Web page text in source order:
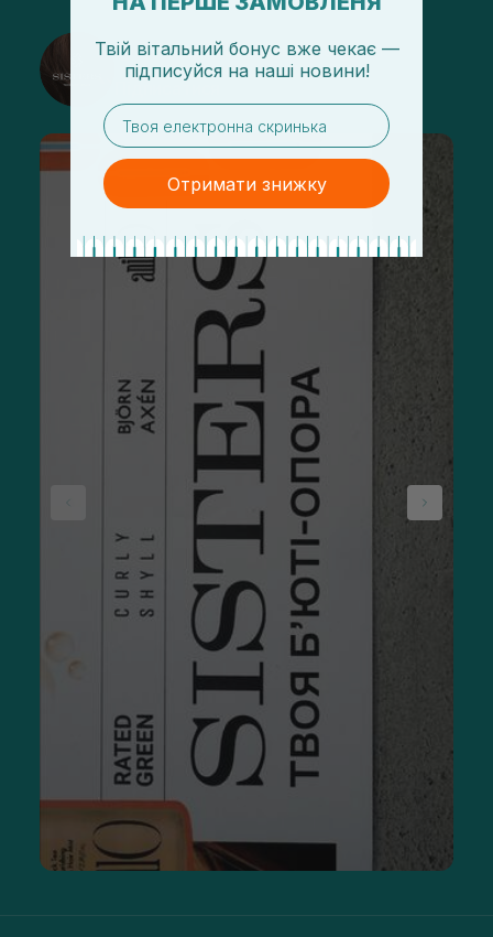
@sisters_stelmakh в Instagram
Твій вітальний бонус вже чекає —
підписуйся на наші новини!
email
Отримати знижку